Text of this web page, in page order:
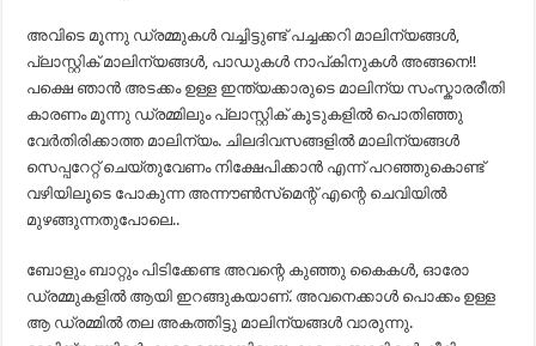
അവിടെ മൂന്നു ഡ്രമ്മുകൾ വച്ചിട്ടുണ്ട് പച്ചക്കറി മാലിന്യങ്ങൾ,
പ്ലാസ്റ്റിക് മാലിന്യങ്ങൾ, പാഡുകൾ നാപ്കിനുകൾ അങ്ങനെ!!
പക്ഷെ ഞാൻ അടക്കം ഉള്ള ഇന്ത്യക്കാരുടെ മാലിന്യ സംസ്കാരരീതി
കാരണം മൂന്നു ഡ്രമ്മിലും പ്ലാസ്റ്റിക് കൂടുകളിൽ പൊതിഞ്ഞു
വേർതിരിക്കാത്ത മാലിന്യം. ചിലദിവസങ്ങളിൽ മാലിന്യങ്ങൾ
സെപ്പറേറ്റ് ചെയ്തുവേണം നിക്ഷേപിക്കാൻ എന്ന് പറഞ്ഞുകൊണ്ട്
വഴിയിലൂടെ പോകുന്ന അന്നൗൺസ്‌മെന്റ് എന്റെ ചെവിയിൽ
മുഴങ്ങുന്നതുപോലെ..
ബോളും ബാറ്റും പിടിക്കേണ്ട അവന്റെ കുഞ്ഞു കൈകൾ, ഓരോ
ഡ്രമ്മുകളിൽ ആയി ഇറങ്ങുകയാണ്. അവനെക്കാൾ പൊക്കം ഉള്ള
ആ ഡ്രമ്മിൽ തല അകത്തിട്ടു മാലിന്യങ്ങൾ വാരുന്നു.